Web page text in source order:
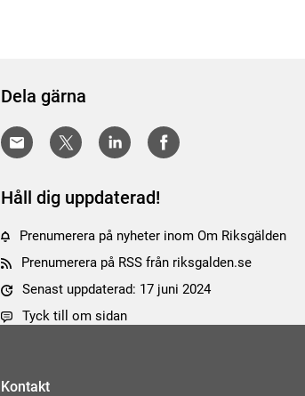
Dela gärna
Håll dig uppdaterad!
Prenumerera på nyheter inom Om Riksgälden
Prenumerera på RSS från riksgalden.se
Senast uppdaterad: 17 juni 2024
Tyck till om sidan
Kontakt